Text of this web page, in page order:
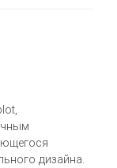
дизайна.